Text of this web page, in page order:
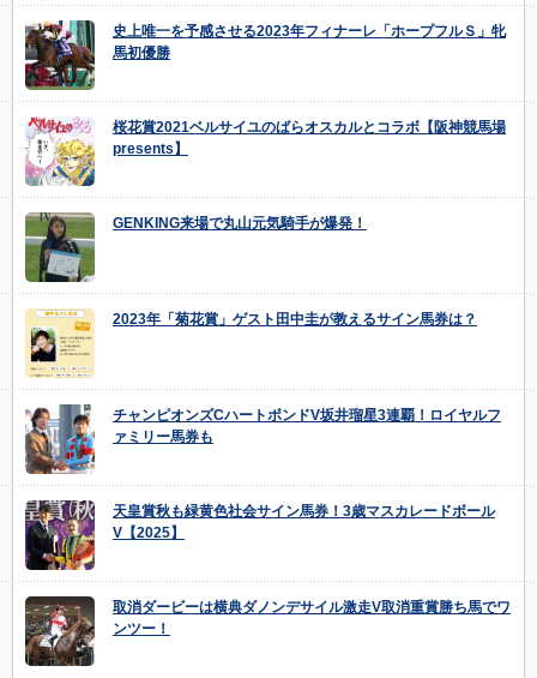
史上唯一を予感させる2023年フィナーレ「ホープフルＳ」牝
馬初優勝
桜花賞2021ベルサイユのばらオスカルとコラボ【阪神競馬場
presents】
GENKING来場で丸山元気騎手が爆発！
2023年「菊花賞」ゲスト田中圭が教えるサイン馬券は？
チャンピオンズCハートボンドV坂井瑠星3連覇！ロイヤルフ
ァミリー馬券も
天皇賞秋も緑黄色社会サイン馬券！3歳マスカレードボール
V【2025】
取消ダービーは横典ダノンデサイル激走V取消重賞勝ち馬でワ
ンツー！